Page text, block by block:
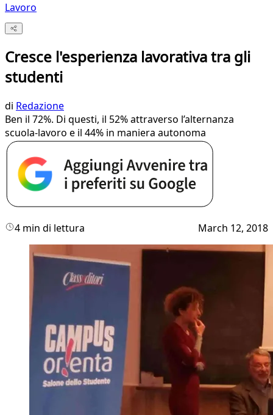
Lavoro
Cresce l'esperienza lavorativa tra gli
studenti
di Redazione
Ben il 72%. Di questi, il 52% attraverso l’alternanza
scuola-lavoro e il 44% in maniera autonoma
4 min di lettura March 12, 2018